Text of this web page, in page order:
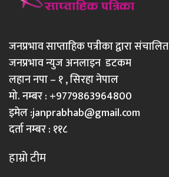
जनप्रभाव साप्ताहिक पत्रीका द्वारा संचालित
जनप्रभाव न्युज अनलाइन डटकम
लहान नपा – १ , सिरहा नेपाल
मो. नम्बर : +9779863964800
इमेल :janprabhab@gmail.com
दर्ता नम्बर : ११८
हाम्रो टीम